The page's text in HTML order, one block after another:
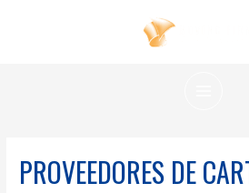
PROVEEDORES DE